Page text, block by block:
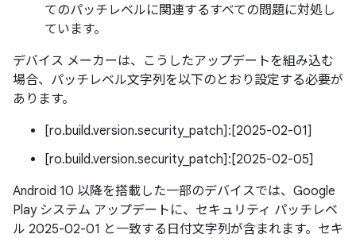
てのパッチレベルに関連するすべての問題に対処し
ています。
デバイス メーカーは、こうしたアップデートを組み込む
場合、パッチレベル文字列を以下のとおり設定する必要が
あります。
[ro.build.version.security_patch]:[2025-02-01]
[ro.build.version.security_patch]:[2025-02-05]
Android 10 以降を搭載した一部のデバイスでは、Google
Play システム アップデートに、セキュリティ パッチレベ
ル 2025-02-01 と一致する日付文字列が含まれます。セキ